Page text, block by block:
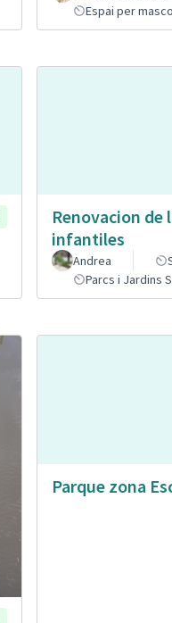
Espai per
Renovacion de
infantiles
Andrea
Parcs i Jardins
Parque zona